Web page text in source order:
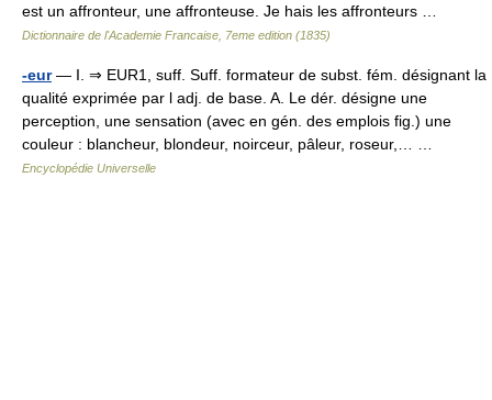
est un affronteur, une affronteuse. Je hais les affronteurs …
Dictionnaire de l'Academie Francaise, 7eme edition (1835)
-eur— I. ⇒ EUR1, suff. Suff. formateur de subst. fém. désignant la
qualité exprimée par l adj. de base. A. Le dér. désigne une
perception, une sensation (avec en gén. des emplois fig.) une
couleur : blancheur, blondeur, noirceur, pâleur, roseur,… …
Encyclopédie Universelle